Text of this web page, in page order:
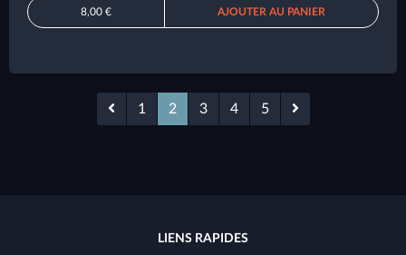
8,00 € AJOUTER AU PANIER
1 2 3 4 5
LIENS RAPIDES